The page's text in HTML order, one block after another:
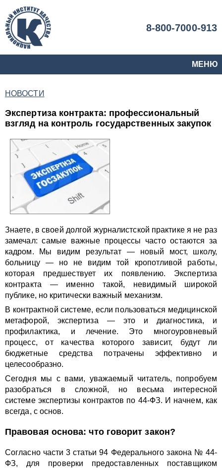
8-800-7000-913
МЕНЮ
НОВОСТИ
Экспертиза контракта: профессиональный
взгляд на контроль государственных закупок
Знаете, в своей долгой журналистской практике я не раз
замечал: самые важные процессы часто остаются за
кадром. Мы видим результат — новый мост, школу,
больницу — но не видим той кропотливой работы,
которая предшествует их появлению. Экспертиза
контракта — именно такой, невидимый широкой
публике, но критически важный механизм.
В контрактной системе, если пользоваться медицинской
метафорой, экспертиза — это и диагностика, и
профилактика, и лечение. Это многоуровневый
процесс, от качества которого зависит, будут ли
бюджетные средства потрачены эффективно и
целесообразно.
Сегодня мы с вами, уважаемый читатель, попробуем
разобраться в сложной, но весьма интересной
системе экспертизы контрактов по 44-ФЗ. И начнем, как
всегда, с основ.
Правовая основа: что говорит закон?
Согласно части 3 статьи 94 Федерального закона № 44-
ФЗ, для проверки предоставленных поставщиком